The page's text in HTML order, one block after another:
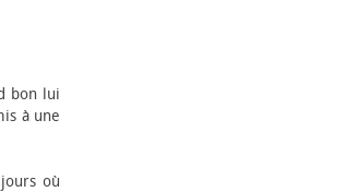
bon lui
à une
où